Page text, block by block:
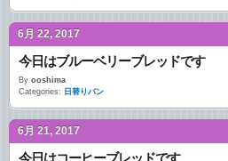
6月 22, 2017
今日はブルーベリーブレッドです
By ooshima
Categories: 日替りパン
6月 21, 2017